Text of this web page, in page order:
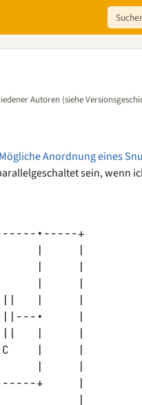
Autoren (siehe
Mögliche Anordnung eines
sein, wenn
•-----+
|     |
|     |
|     |
|     |
•     |
|     |
|     |
|     |
+     |
|